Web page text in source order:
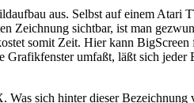
aus. Selbst auf einem Atari
Zeichnung sichtbar, ist man
somit Zeit. Hier kann
umfaßt, läßt sich jeder
sich hinter dieser